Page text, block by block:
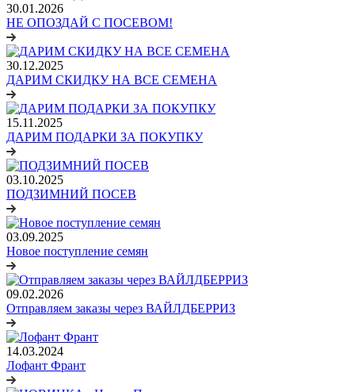
30.01.2026
НЕ ОПОЗДАЙ С ПОСЕВОМ!
30.12.2025
ДАРИМ СКИДКУ НА ВСЕ СЕМЕНА
15.11.2025
ДАРИМ ПОДАРКИ ЗА ПОКУПКУ
03.10.2025
ПОДЗИМНИЙ ПОСЕВ
03.09.2025
Новое поступление семян
09.02.2026
Отправляем заказы через ВАЙЛДБЕРРИЗ
14.03.2024
Лофант Франт